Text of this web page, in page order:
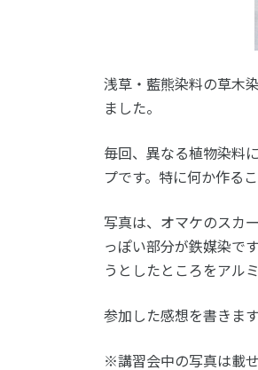
浅草・藍熊染料の草木
ました。
毎回、異なる植物染料
プです。特に何か作る
写真は、オマケのスカ
っぽい部分が鉄媒染で
うとしたところをアル
参加した感想を書きます
※講習会中の写真は載